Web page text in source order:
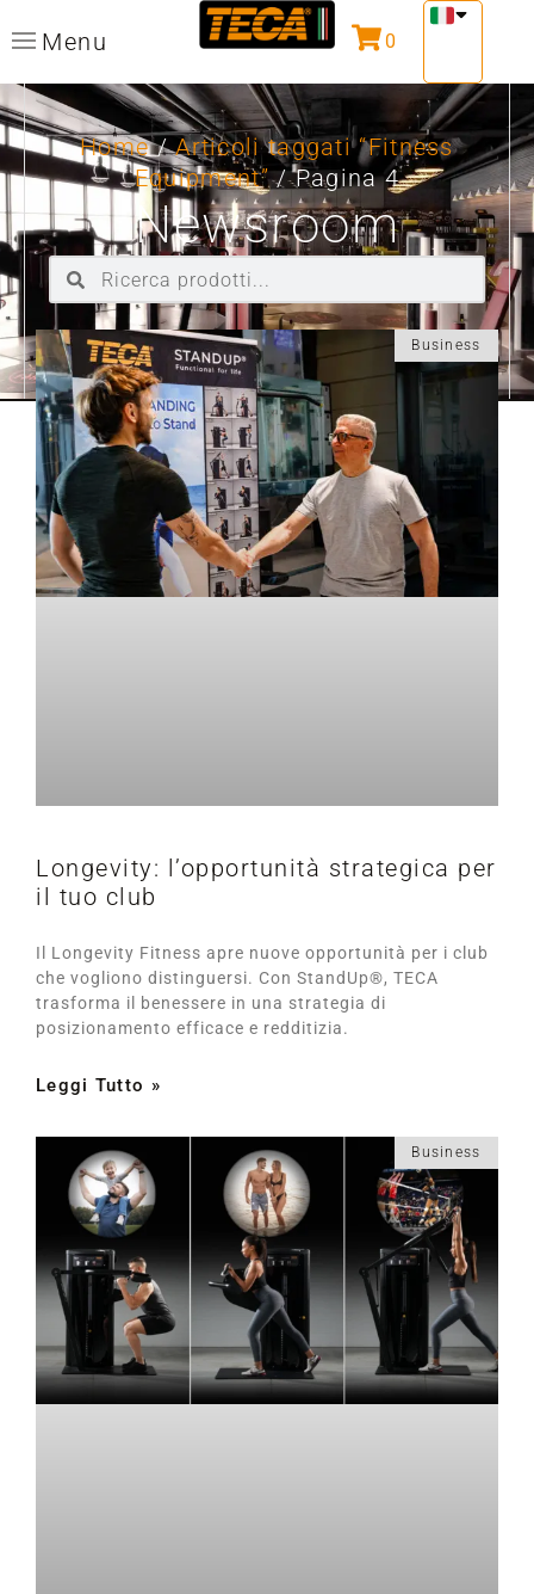
Menu 0
Home/Articoli taggati “Fitness
Equipment”/ Pagina 4
Newsroom
Business
Longevity: l’opportunità strategica per
il tuo club
Il Longevity Fitness apre nuove opportunità per i club
che vogliono distinguersi. Con StandUp®, TECA
trasforma il benessere in una strategia di
posizionamento efficace e redditizia.
Leggi Tutto »
Business